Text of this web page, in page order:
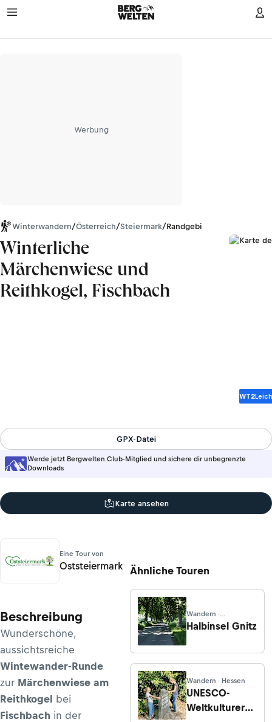
Werbung
Winterwandern/Österreich/Steiermark/Randgebirge östlich der
Winterliche
Märchenwiese und
Reithkogel, Fischbach
WT2
Werde jetzt Bergwelten Club-Mitglied und sichere dir unbegrenzte
Downloads
GPX-Datei
Karte ansehen
Eine Tour von
Oststeiermark
Beschreibung
Wunderschöne,
aussichtsreiche
Wintewander-Runde
zur Märchenwiese am
Reithkogel bei
Fischbach in der
Ähnliche Touren
Wandern ·
Mecklenburg-
Vorpommern
Halbinsel Gnitz
Wandern · Hessen
UNESCO-
Weltkulturerbe